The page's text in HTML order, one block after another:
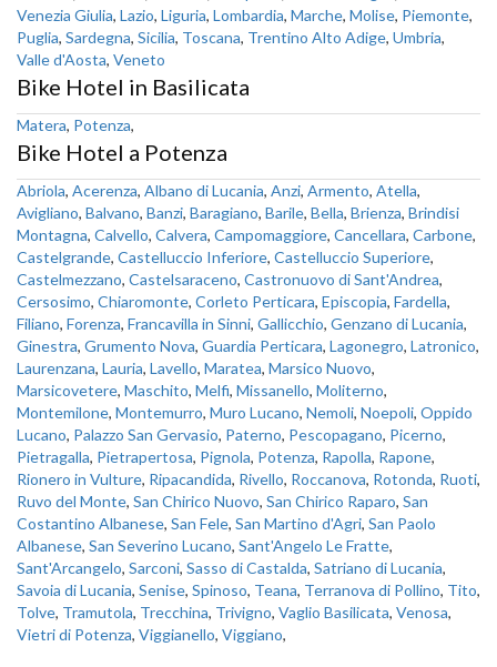
Venezia Giulia, Lazio, Liguria, Lombardia, Marche, Molise, Piemonte,
Puglia, Sardegna, Sicilia, Toscana, Trentino Alto Adige, Umbria,
Valle d'Aosta, Veneto
Bike Hotel in Basilicata
Matera, Potenza,
Bike Hotel a Potenza
Abriola, Acerenza, Albano di Lucania, Anzi, Armento, Atella,
Avigliano, Balvano, Banzi, Baragiano, Barile, Bella, Brienza, Brindisi
Montagna, Calvello, Calvera, Campomaggiore, Cancellara, Carbone,
Castelgrande, Castelluccio Inferiore, Castelluccio Superiore,
Castelmezzano, Castelsaraceno, Castronuovo di Sant'Andrea,
Cersosimo, Chiaromonte, Corleto Perticara, Episcopia, Fardella,
Filiano, Forenza, Francavilla in Sinni, Gallicchio, Genzano di Lucania,
Ginestra, Grumento Nova, Guardia Perticara, Lagonegro, Latronico,
Laurenzana, Lauria, Lavello, Maratea, Marsico Nuovo,
Marsicovetere, Maschito, Melfi, Missanello, Moliterno,
Montemilone, Montemurro, Muro Lucano, Nemoli, Noepoli, Oppido
Lucano, Palazzo San Gervasio, Paterno, Pescopagano, Picerno,
Pietragalla, Pietrapertosa, Pignola, Potenza, Rapolla, Rapone,
Rionero in Vulture, Ripacandida, Rivello, Roccanova, Rotonda, Ruoti,
Ruvo del Monte, San Chirico Nuovo, San Chirico Raparo, San
Costantino Albanese, San Fele, San Martino d'Agri, San Paolo
Albanese, San Severino Lucano, Sant'Angelo Le Fratte,
Sant'Arcangelo, Sarconi, Sasso di Castalda, Satriano di Lucania,
Savoia di Lucania, Senise, Spinoso, Teana, Terranova di Pollino, Tito,
Tolve, Tramutola, Trecchina, Trivigno, Vaglio Basilicata, Venosa,
Vietri di Potenza, Viggianello, Viggiano,